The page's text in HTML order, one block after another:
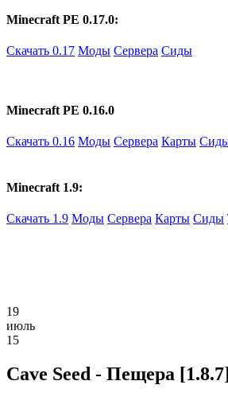
Minecraft PE 0.17.0:
Скачать 0.17 Моды Сервера Сиды
Minecraft PE 0.16.0
Скачать 0.16 Моды Сервера Карты
Minecraft 1.9:
Скачать 1.9 Моды Сервера Карты Сиды
19
июль
15
Cave Seed - Пещера